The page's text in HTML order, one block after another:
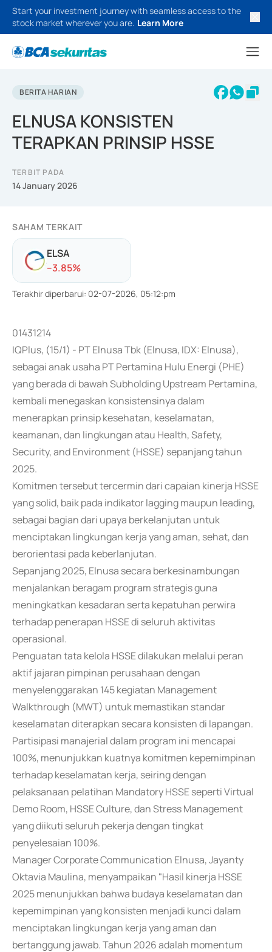
Start your investment journey with seamless access to the
stock market wherever you are. Learn More
BERITA HARIAN
ELNUSA KONSISTEN
TERAPKAN PRINSIP HSSE
TERBIT PADA
14 January 2026
SAHAM TERKAIT
ELSA
--3.85%
Terakhir diperbarui: 02-07-2026, 05:12:pm
01431214
IQPlus, (15/1) - PT Elnusa Tbk (Elnusa, IDX: Elnusa),
sebagai anak usaha PT Pertamina Hulu Energi (PHE)
yang berada di bawah Subholding Upstream Pertamina,
kembali menegaskan konsistensinya dalam
menerapkan prinsip kesehatan, keselamatan,
keamanan, dan lingkungan atau Health, Safety,
Security, and Environment (HSSE) sepanjang tahun
2025.
Komitmen tersebut tercermin dari capaian kinerja HSSE
yang solid, baik pada indikator lagging maupun leading,
sebagai bagian dari upaya berkelanjutan untuk
menciptakan lingkungan kerja yang aman, sehat, dan
berorientasi pada keberlanjutan.
Sepanjang 2025, Elnusa secara berkesinambungan
menjalankan beragam program strategis guna
meningkatkan kesadaran serta kepatuhan perwira
terhadap penerapan HSSE di seluruh aktivitas
operasional.
Penguatan tata kelola HSSE dilakukan melalui peran
aktif jajaran pimpinan perusahaan dengan
menyelenggarakan 145 kegiatan Management
Walkthrough (MWT) untuk memastikan standar
keselamatan diterapkan secara konsisten di lapangan.
Partisipasi manajerial dalam program ini mencapai
100%, menunjukkan kuatnya komitmen kepemimpinan
terhadap keselamatan kerja, seiring dengan
pelaksanaan pelatihan Mandatory HSSE seperti Virtual
Demo Room, HSSE Culture, dan Stress Management
yang diikuti seluruh pekerja dengan tingkat
penyelesaian 100%.
Manager Corporate Communication Elnusa, Jayanty
Oktavia Maulina, menyampaikan "Hasil kinerja HSSE
2025 menunjukkan bahwa budaya keselamatan dan
kepemimpinan yang konsisten menjadi kunci dalam
menciptakan lingkungan kerja yang aman dan
bertanggung jawab. Tahun 2026 adalah momentum